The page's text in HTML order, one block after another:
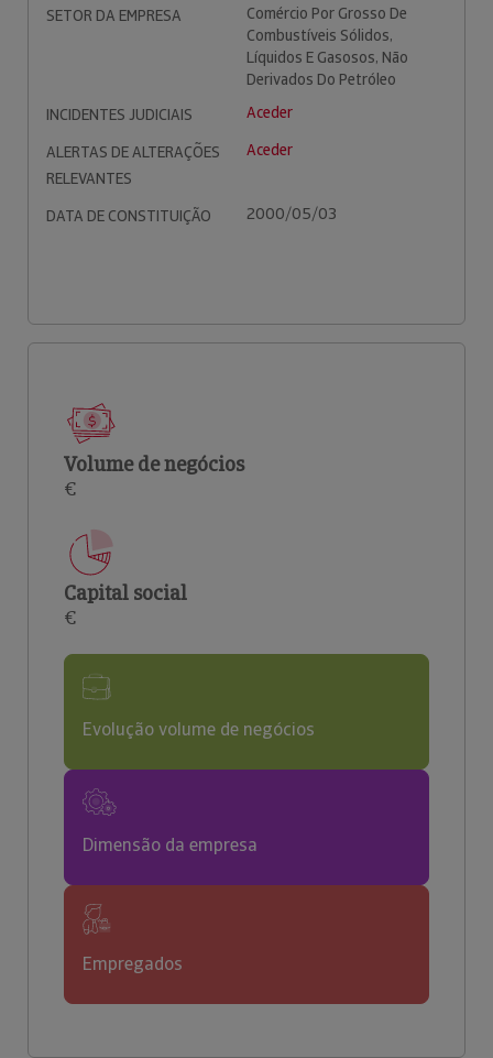
SETOR DA EMPRESA
Comércio Por Grosso De
Combustíveis Sólidos,
Líquidos E Gasosos, Não
Derivados Do Petróleo
INCIDENTES JUDICIAIS
Aceder
ALERTAS DE ALTERAÇÕES
RELEVANTES
Aceder
DATA DE CONSTITUIÇÃO 2000/05/03
Volume de negócios
€
Capital social
€
Evolução volume de negócios
Dimensão da empresa
Empregados